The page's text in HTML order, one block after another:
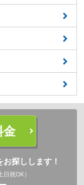
金
探しします！
祝OK）